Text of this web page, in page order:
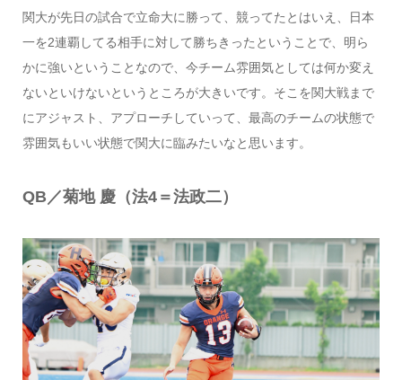
関大が先日の試合で立命大に勝って、競ってたとはいえ、日本
一を2連覇してる相手に対して勝ちきったということで、明ら
かに強いということなので、今チーム雰囲気としては何か変え
ないといけないというところが大きいです。そこを関大戦まで
にアジャスト、アプローチしていって、最高のチームの状態で
雰囲気もいい状態で関大に臨みたいなと思います。
QB／菊地 慶（法4＝法政二）